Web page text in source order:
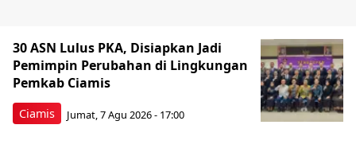
Ciamis
30 ASN Lulus PKA, Disiapkan Jadi
Pemimpin Perubahan di Lingkungan
Pemkab Ciamis
Jumat, 7 Agu 2026 - 17:00